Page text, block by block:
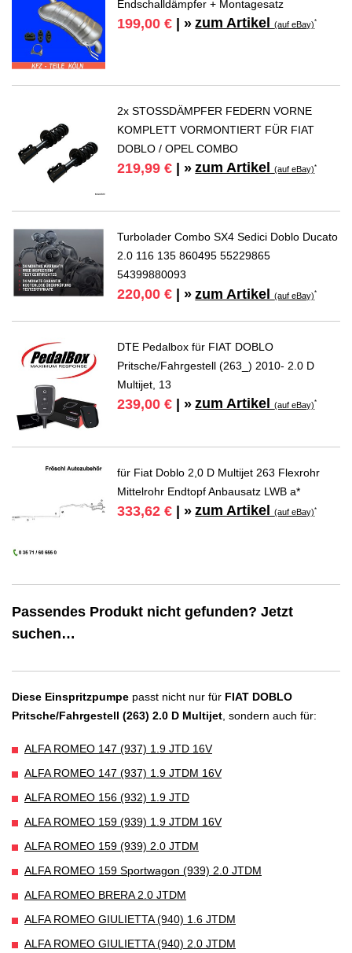
Endschalldämpfer + Montagesatz
199,00 € | » zum Artikel(auf eBay)*
2x STOSSDÄMPFER FEDERN VORNE
KOMPLETT VORMONTIERT FÜR FIAT
DOBLO / OPEL COMBO
219,99 € | » zum Artikel(auf eBay)*
Turbolader Combo SX4 Sedici Doblo Ducato
2.0 116 135 860495 55229865
54399880093
220,00 € | » zum Artikel(auf eBay)*
DTE Pedalbox für FIAT DOBLO
Pritsche/Fahrgestell (263_) 2010- 2.0 D
Multijet, 13
239,00 € | » zum Artikel(auf eBay)*
für Fiat Doblo 2,0 D Multijet 263 Flexrohr
Mittelrohr Endtopf Anbausatz LWB a*
333,62 € | » zum Artikel(auf eBay)*
Passendes Produkt nicht gefunden? Jetzt
suchen…
Diese Einspritzpumpe passt nicht nur für FIAT DOBLO
Pritsche/Fahrgestell (263) 2.0 D Multijet, sondern auch für:
ALFA ROMEO 147 (937) 1.9 JTD 16V
ALFA ROMEO 147 (937) 1.9 JTDM 16V
ALFA ROMEO 156 (932) 1.9 JTD
ALFA ROMEO 159 (939) 1.9 JTDM 16V
ALFA ROMEO 159 (939) 2.0 JTDM
ALFA ROMEO 159 Sportwagon (939) 2.0 JTDM
ALFA ROMEO BRERA 2.0 JTDM
ALFA ROMEO GIULIETTA (940) 1.6 JTDM
ALFA ROMEO GIULIETTA (940) 2.0 JTDM